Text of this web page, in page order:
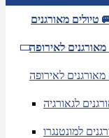
🚌
מאורגנים לאירופה
מאורגנים לאירופה
לגאורגיה
למונטנגרו